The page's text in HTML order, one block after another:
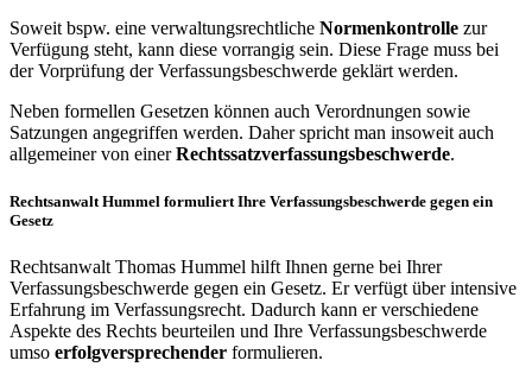
Soweit bspw. eine verwaltungsrechtliche Normenkontrolle zur
Verfügung steht, kann diese vorrangig sein. Diese Frage muss bei
der Vorprüfung der Verfassungsbeschwerde geklärt werden.
Neben formellen Gesetzen können auch Verordnungen sowie
Satzungen angegriffen werden. Daher spricht man insoweit auch
allgemeiner von einerRechtssatzverfassungsbeschwerde.
Rechtsanwalt Hummel formuliert Ihre Verfassungsbeschwerde gegen ein
Gesetz
Rechtsanwalt Thomas Hummel hilft Ihnen gerne bei Ihrer
Verfassungsbeschwerde gegen ein Gesetz. Er verfügt über intensive
Erfahrung im Verfassungsrecht. Dadurch kann er verschiedene
Aspekte des Rechts beurteilen und Ihre Verfassungsbeschwerde
umso erfolgversprechender formulieren.